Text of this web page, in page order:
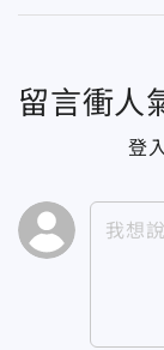
留言衝人
登